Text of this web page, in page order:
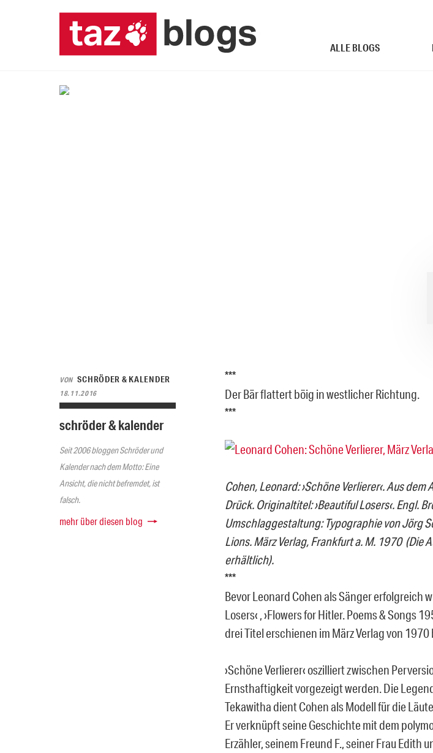
ALLE BLOGS
VON SCHRÖDER & KALENDER
18.11.2016
schröder & kalender
Seit 2006 bloggen Schröder und
Kalender nach dem Motto: Eine
Ansicht, die nicht befremdet, ist
falsch.
mehr über diesen blog
***
Der Bär flattert böig in westlicher Richtung.
***
Cohen, Leonard: ›Schöne Verlierer‹. Aus
Drück. Originaltitel: ›Beautiful Losers‹. Engl.
Umschlaggestaltung: Typographie von Jörg
Lions. März Verlag, Frankfurt a. M. 1970 (Die
erhältlich).
***
Bevor Leonard Cohen als Sänger erfolgreich
Losers‹ , ›Flowers for Hitler. Poems & Songs
drei Titel erschienen im März Verlag von
›Schöne Verlierer‹ oszilliert zwischen
Ernsthaftigkeit vorgezeigt werden. Die
Tekawitha dient Cohen als Modell für die
Er verknüpft seine Geschichte mit dem
Erzähler, seinem Freund F., seiner Frau